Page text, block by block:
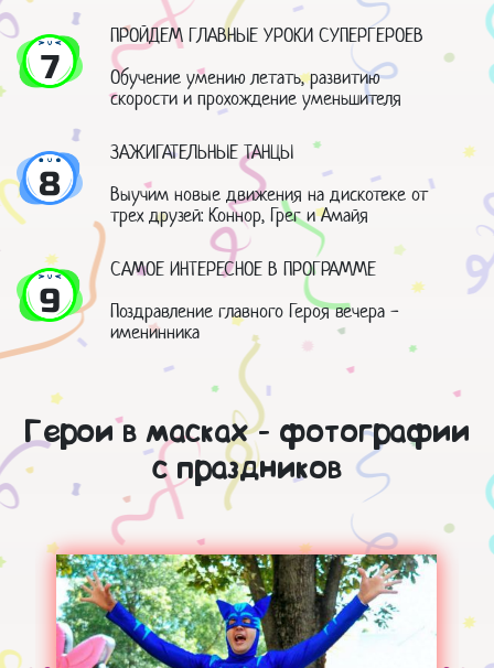
7
ПРОЙДЕМ ГЛАВНЫЕ УРОКИ СУПЕРГЕРОЕВ
Обучение умению летать, развитию
скорости и прохождение уменьшителя
8
ЗАЖИГАТЕЛЬНЫЕ ТАНЦЫ
Выучим новые движения на дискотеке от
трех друзей: Коннор, Грег и Амайя
9
САМОЕ ИНТЕРЕСНОЕ В ПРОГРАММЕ
Поздравление главного Героя вечера -
именинника
Герои в масках - фотографии
с праздников